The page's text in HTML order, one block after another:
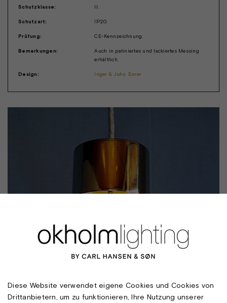
Schutzklasse: II.
Schutzart: IP20.
Prüfung: CE-Kennzeichnung.
Bemerkungen:
Auch in patiniertes und lackiertes Messing
erhältlich.
Design: Inger & Johs. Exner
Diese Website verwendet eigene Cookies und Cookies von
Drittanbietern, um zu funktionieren, Ihre Nutzung unserer